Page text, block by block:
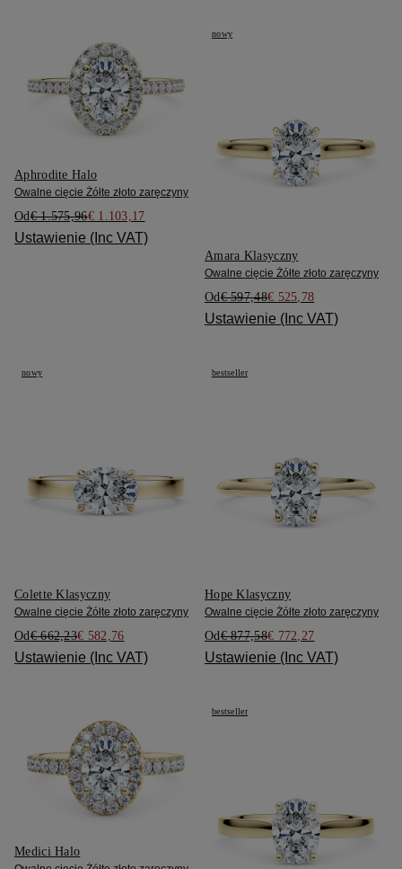
Aphrodite Halo
Owalne cięcie Żółte złoto zaręczyny
Od€ 1.575,96€ 1.103,17
Ustawienie (Inc VAT)
nowy
Amara Klasyczny
Owalne cięcie Żółte złoto zaręczyny
Od€ 597,48€ 525,78
Ustawienie (Inc VAT)
nowy
Colette Klasyczny
Owalne cięcie Żółte złoto zaręczyny
Od€ 662,23€ 582,76
Ustawienie (Inc VAT)
bestseller
Hope Klasyczny
Owalne cięcie Żółte złoto zaręczyny
Od€ 877,58€ 772,27
Ustawienie (Inc VAT)
Medici Halo
bestseller